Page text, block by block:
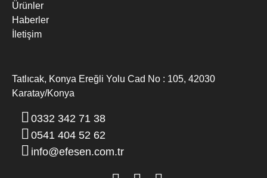
2 KAFALI EBATLAMA MAKINESI
(Trimming)
Ürünler
Haberler
İletişim
Tatlıcak, Konya Ereğli Yolu Cad No : 105, 42030
Karatay/Konya
0332 342 71 38
0541 404 52 62
info@efesen.com.tr